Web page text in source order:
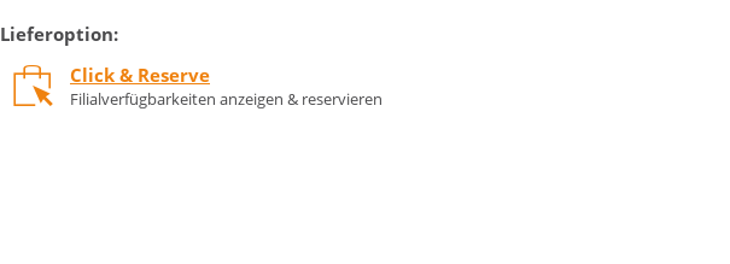
Lieferoption:
Click & Reserve
Filialverfügbarkeiten anzeigen & reservieren